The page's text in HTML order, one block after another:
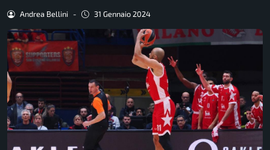
Andrea Bellini - 31 Gennaio 2024